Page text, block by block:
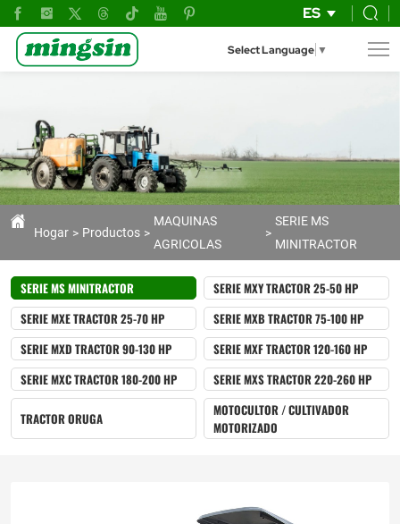
ES
Select Language ▼
¡El
mini
tractor
20
HP
que
estabas
buscando!
Hogar Productos
MAQUINAS
AGRICOLAS
SERIE MS
MINITRACTOR
SERIE MS MINITRACTOR
SERIE MXY TRACTOR 25-50 HP
SERIE MXE TRACTOR 25-70 HP
SERIE MXB TRACTOR 75-100 HP
SERIE MXD TRACTOR 90-130 HP
SERIE MXF TRACTOR 120-160 HP
SERIE MXC TRACTOR 180-200 HP
SERIE MXS TRACTOR 220-260 HP
TRACTOR ORUGA
MOTOCULTOR / CULTIVADOR
MOTORIZADO